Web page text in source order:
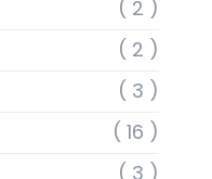
( 2 )
( 2 )
( 3 )
( 16 )
( 3 )